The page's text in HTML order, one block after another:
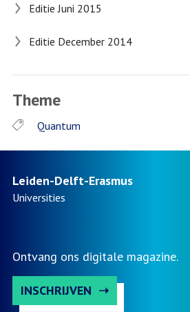
Editie Juni 2015
Editie December 2014
Theme
Quantum
Leiden-Delft-Erasmus
Universities
Ontvang ons digitale magazine.
INSCHRIJVEN